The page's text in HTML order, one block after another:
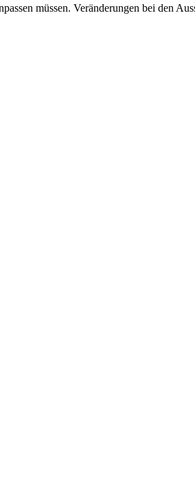
müssen. Veränderungen bei den